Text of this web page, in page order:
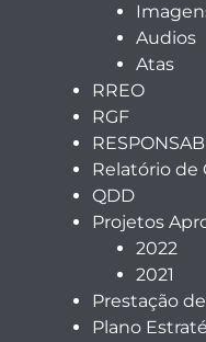
Audios
Atas
RREO
RGF
Relatório de
QDD
Projetos
2022
2021
Prestação
Plano